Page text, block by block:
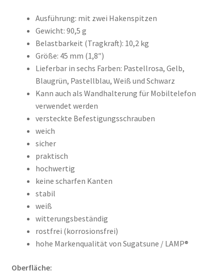
Ausführung: mit zwei Hakenspitzen
Gewicht: 90,5 g
Belastbarkeit (Tragkraft): 10,2 kg
Größe: 45 mm (1,8″)
Lieferbar in sechs Farben: Pastellrosa, Gelb,
Blaugrün, Pastellblau, Weiß und Schwarz
Kann auch als Wandhalterung für Mobiltelefon
verwendet werden
versteckte Befestigungsschrauben
weich
sicher
praktisch
hochwertig
keine scharfen Kanten
stabil
weiß
witterungsbeständig
rostfrei (korrosionsfrei)
hohe Markenqualität von Sugatsune / LAMP®
Oberfläche: